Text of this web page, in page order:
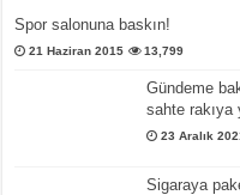
Spor salonuna baskın!
21 Haziran 2015 13,799
Gündeme
sahte rakıya
23 Aralık
Sigaraya